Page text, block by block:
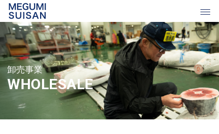
事業案内
-卸売事業
加工事業
卸売事業
WHOLESALE